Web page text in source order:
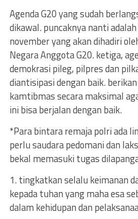
Agenda G20 yang sudah
dikawal. puncaknya nanti
november yang akan dihadiri
Negara Anggota G20. ketiga,
demokrasi pileg, pilpres dan
diantisipasi dengan baik.
kamtibmas secara maksimal
ini bisa berjalan dengan baik.
*Para bintara remaja polri ada
perlu saudara pedomani dan
bekal memasuki tugas
1. tingkatkan selalu keimanan
kepada tuhan yang maha esa
dalam kehidupan dan